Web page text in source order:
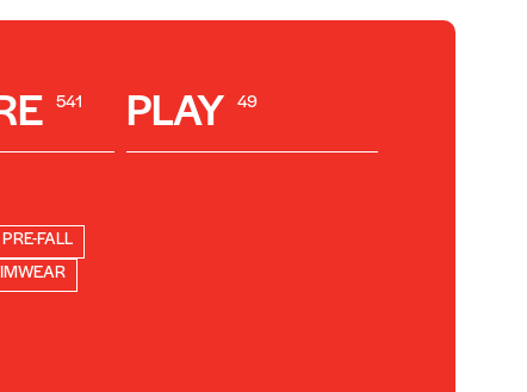
541 PLAY 49
PRE-FALL